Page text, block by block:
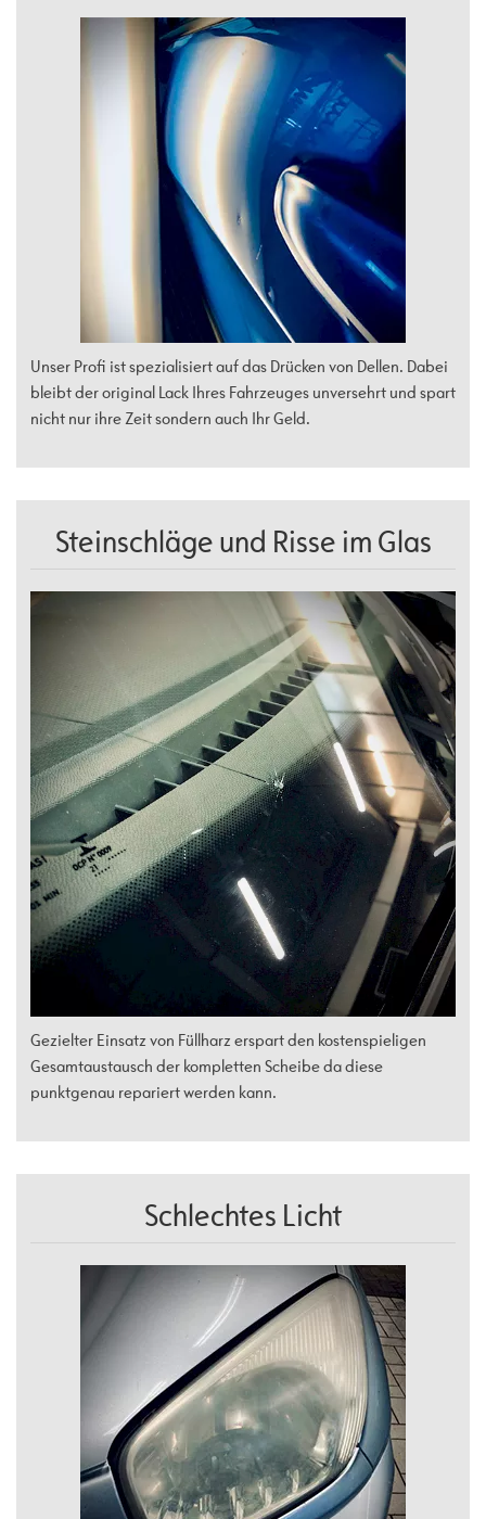
Unser Profi ist spezialisiert auf das Drücken von Dellen. Dabei
bleibt der original Lack Ihres Fahrzeuges unversehrt und spart
nicht nur ihre Zeit sondern auch Ihr Geld.
Steinschläge und Risse im Glas
Gezielter Einsatz von Füllharz erspart den kostenspieligen
Gesamtaustausch der kompletten Scheibe da diese
punktgenau repariert werden kann.
Schlechtes Licht